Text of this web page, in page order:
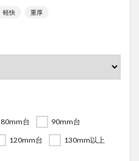
軽快 重厚
80mm台
90mm台
120mm台 130mm以上